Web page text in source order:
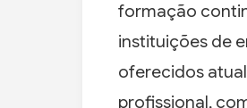
formação
instituições de
oferecidos
profissional,